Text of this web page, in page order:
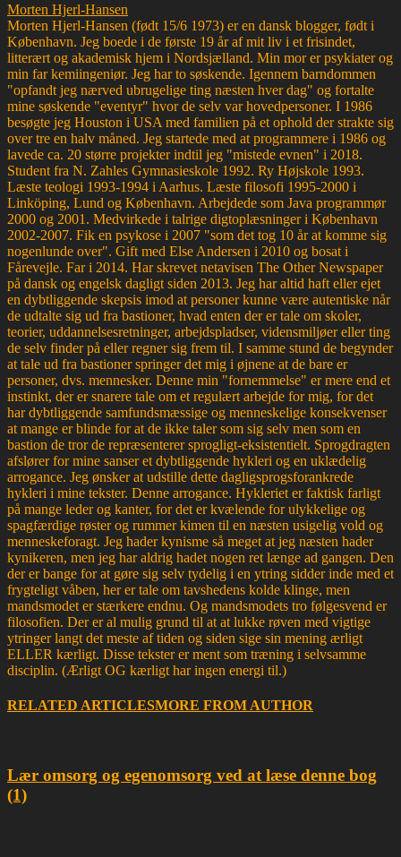
Morten Hjerl-Hansen
Morten Hjerl-Hansen (født 15/6 1973) er en dansk blogger, født i
København. Jeg boede i de første 19 år af mit liv i et frisindet,
litterært og akademisk hjem i Nordsjælland. Min mor er psykiater og
min far kemiingeniør. Jeg har to søskende. Igennem barndommen
"opfandt jeg nærved ubrugelige ting næsten hver dag" og fortalte
mine søskende "eventyr" hvor de selv var hovedpersoner. I 1986
besøgte jeg Houston i USA med familien på et ophold der strakte sig
over tre en halv måned. Jeg startede med at programmere i 1986 og
lavede ca. 20 større projekter indtil jeg "mistede evnen" i 2018.
Student fra N. Zahles Gymnasieskole 1992. Ry Højskole 1993.
Læste teologi 1993-1994 i Aarhus. Læste filosofi 1995-2000 i
Linköping, Lund og København. Arbejdede som Java programmør
2000 og 2001. Medvirkede i talrige digtoplæsninger i København
2002-2007. Fik en psykose i 2007 "som det tog 10 år at komme sig
nogenlunde over". Gift med Else Andersen i 2010 og bosat i
Fårevejle. Far i 2014. Har skrevet netavisen The Other Newspaper
på dansk og engelsk dagligt siden 2013. Jeg har altid haft eller ejet
en dybtliggende skepsis imod at personer kunne være autentiske når
de udtalte sig ud fra bastioner, hvad enten der er tale om skoler,
teorier, uddannelsesretninger, arbejdspladser, vidensmiljøer eller ting
de selv finder på eller regner sig frem til. I samme stund de begynder
at tale ud fra bastioner springer det mig i øjnene at de bare er
personer, dvs. mennesker. Denne min "fornemmelse" er mere end et
instinkt, der er snarere tale om et regulært arbejde for mig, for det
har dybtliggende samfundsmæssige og menneskelige konsekvenser
at mange er blinde for at de ikke taler som sig selv men som en
bastion de tror de repræsenterer sprogligt-eksistentielt. Sprogdragten
afslører for mine sanser et dybtliggende hykleri og en uklædelig
arrogance. Jeg ønsker at udstille dette dagligsprogsforankrede
hykleri i mine tekster. Denne arrogance. Hykleriet er faktisk farligt
på mange leder og kanter, for det er kvælende for ulykkelige og
spagfærdige røster og rummer kimen til en næsten usigelig vold og
menneskeforagt. Jeg hader kynisme så meget at jeg næsten hader
kynikeren, men jeg har aldrig hadet nogen ret længe ad gangen. Den
der er bange for at gøre sig selv tydelig i en ytring sidder inde med et
frygteligt våben, her er tale om tavshedens kolde klinge, men
mandsmodet er stærkere endnu. Og mandsmodets tro følgesvend er
filosofien. Der er al mulig grund til at at lukke røven med vigtige
ytringer langt det meste af tiden og siden sige sin mening ærligt
ELLER kærligt. Disse tekster er ment som træning i selvsamme
disciplin. (Ærligt OG kærligt har ingen energi til.)
RELATED ARTICLESMORE FROM AUTHOR
Lær omsorg og egenomsorg ved at læse denne bog
(1)